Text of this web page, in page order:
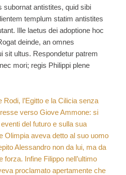
subornat antistites, quid sibi
templum statim antistites
Ille laetus dei adoptione hoc
deinde, an omnes
sit ultus. Respondetur patrem
mori; regis Philippi plene
l’Egitto e la Cilicia senza
verso Giove Ammone: si
del futuro e sulla sua
Olimpia aveva detto al suo uomo
Alessandro non da lui, ma da
forza. Infine Filippo nell’ultimo
proclamato apertamente che